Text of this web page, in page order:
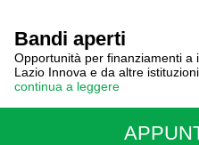
Bandi aperti
Opportunità per finanziamenti a
Lazio Innova e da altre istituzioni
continua a leggere